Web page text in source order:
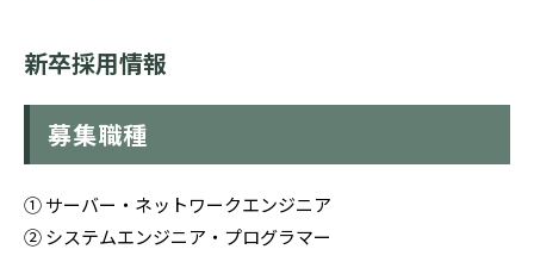
新卒採用情報
募集職種
① サーバー・ネットワークエンジニア
② システムエンジニア・プログラマー